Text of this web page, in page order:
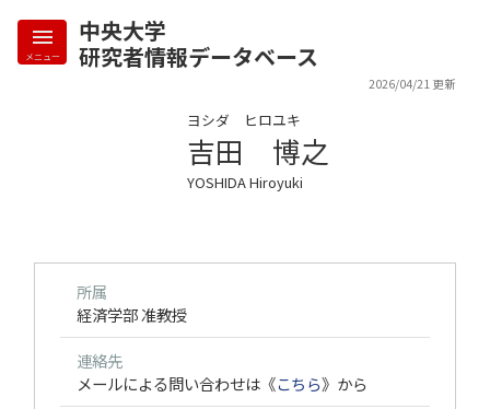
中央大学
研究者情報データベース
メニュー
2026/04/21 更新
ヨシダ ヒロユキ
吉田 博之
YOSHIDA Hiroyuki
所属
経済学部 准教授
連絡先
メールによる問い合わせは《こちら》から